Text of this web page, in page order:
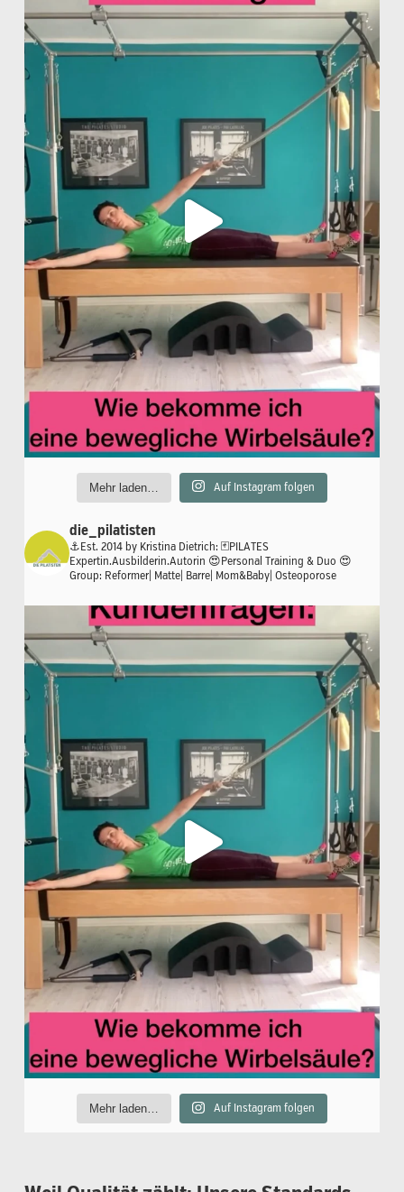
Mehr laden… Auf Instagram folgen
die_pilatisten
⚓️Est. 2014 by Kristina Dietrich: 🃏PILATES
Expertin.Ausbilderin.Autorin 😍Personal Training & Duo 😍
Group: Reformer| Matte| Barre| Mom&Baby| Osteoporose
Mehr laden… Auf Instagram folgen